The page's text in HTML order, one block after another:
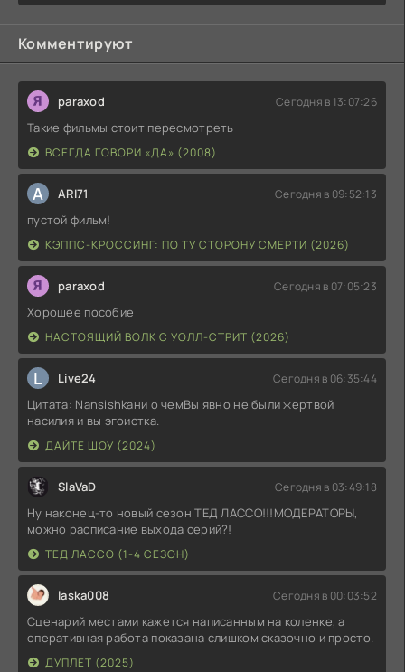
Комментируют
paraxod Сегодня в 13:07:26
Такие фильмы стоит пересмотреть
ВСЕГДА ГОВОРИ «ДА» (2008)
A ARI71 Сегодня в 09:52:13
пустой фильм!
КЭППС-КРОССИНГ: ПО ТУ СТОРОНУ СМЕРТИ (2026)
paraxod Сегодня в 07:05:23
Хорошее пособие
НАСТОЯЩИЙ ВОЛК С УОЛЛ-СТРИТ (2026)
L Live24 Сегодня в 06:35:44
Цитата: Nansishkaни о чемВы явно не были жертвой
насилия и вы эгоистка.
ДАЙТЕ ШОУ (2024)
SlaVaD Сегодня в 03:49:18
Ну наконец-то новый сезон ТЕД ЛАССО!!!МОДЕРАТОРЫ,
можно расписание выхода серий?!
ТЕД ЛАССО (1-4 СЕЗОН)
laska008 Сегодня в 00:03:52
Сценарий местами кажется написанным на коленке, а
оперативная работа показана слишком сказочно и просто.
ДУПЛЕТ (2025)